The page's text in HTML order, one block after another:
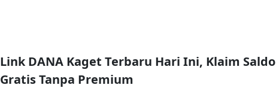
Link DANA Kaget Terbaru Hari Ini, Klaim Saldo
Gratis Tanpa Premium